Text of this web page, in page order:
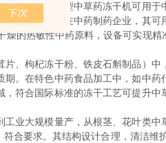
实验室小型中草药冻干机可用于
技术参数。在中药制药企业，其可
的热敏性中药原料，设备可实现
枸杞冻干粉、铁皮石斛制品）中
。在特色中药食品加工中，如中药
符合国际标准的冻干工艺可提升
大规模量产，从根茎、花叶类中
合要求。其结构设计合理，清洁维